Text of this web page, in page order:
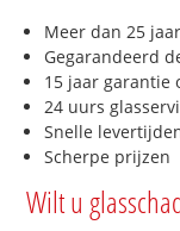
Meer dan 25
Gegarandeerd
15 jaar garantie
24 uurs
Snelle
Scherpe prijzen
Wilt u